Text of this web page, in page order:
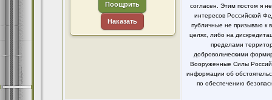
Поощрить
Наказать
согласен. Этим постом я
интересов Российской
публичные не призываю к
целях, либо на
пределами
добровольческими
Вооруженные Силы
информации об
по обеспечению